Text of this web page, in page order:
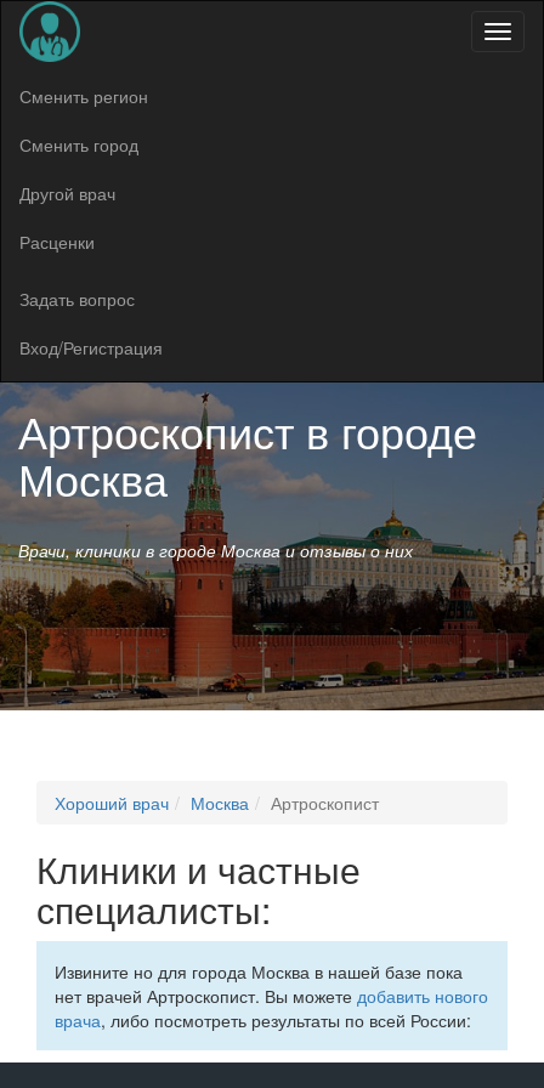
Меню
Сменить регион
Сменить город
Другой врач
Расценки
Задать вопрос
Вход/Регистрация
Артроскопист в городе
Москва
Врачи, клиники в городе Москва и отзывы о них
Хороший врач Москва Артроскопист
Клиники и частные
специалисты:
Извините но для города Москва в нашей базе пока
нет врачей Артроскопист. Вы можете добавить нового
врача, либо посмотреть результаты по всей России: